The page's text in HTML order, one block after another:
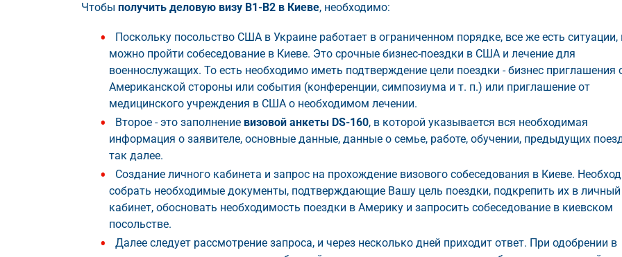
Чтобы получить деловую визу B1-B2 в Киеве, необходимо:
Поскольку посольство США в Украине работает в ограниченном порядке, все же есть ситуации,
можно пройти собеседование в Киеве. Это срочные бизнес-поездки в США и лечение для
военнослужащих. То есть необходимо иметь подтверждение цели поездки - бизнес приглашения
Американской стороны или события (конференции, симпозиума и т. п.) или приглашение от
медицинского учреждения в США о необходимом лечении.
Второе - это заполнение визовой анкеты DS-160, в которой указывается вся необходимая
информация о заявителе, основные данные, данные о семье, работе, обучении, предыдущих
так далее.
Создание личного кабинета и запрос на прохождение визового собеседования в Киеве.
собрать необходимые документы, подтверждающие Вашу цель поездки, подкрепить их в личный
кабинет, обосновать необходимость поездки в Америку и запросить собеседование в киевском
посольстве.
Далее следует рассмотрение запроса, и через несколько дней приходит ответ. При одобрении в